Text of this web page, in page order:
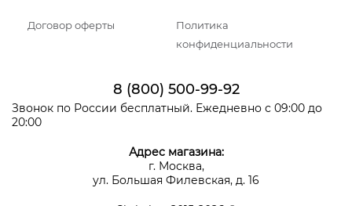
Договор оферты
Политика
конфиденциальности
8 (800) 500-99-92
Звонок по России бесплатный. Ежедневно с 09:00 до
20:00
Адрес магазина:
г. Москва,
ул. Большая Филевская, д. 16